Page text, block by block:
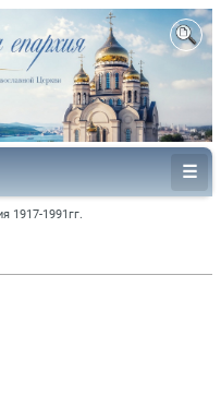
1917-1991гг.